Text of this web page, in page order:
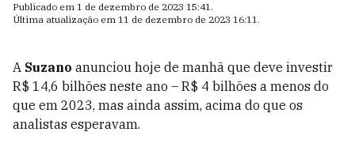
Publicado em 1 de dezembro de 2023 15:41.
Última atualização em 11 de dezembro de 2023 16:11.
A Suzano anunciou hoje de manhã que deve investir
R$ 14,6 bilhões neste ano – R$ 4 bilhões a menos do
que em 2023, mas ainda assim, acima do que os
analistas esperavam.